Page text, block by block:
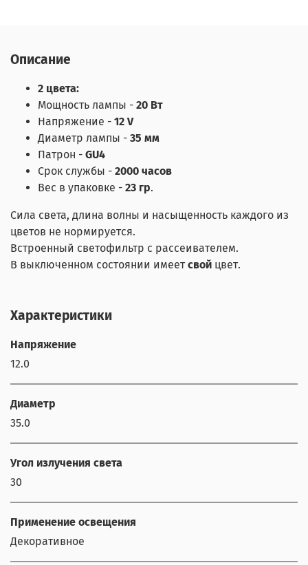
Описание
2 цвета:
Мощность лампы - 20 Вт
Напряжение - 12 V
Диаметр лампы - 35 мм
Патрон - GU4
Срок службы - 2000 часов
Вес в упаковке - 23 гр.
Сила света, длина волны и насыщенность каждого из
цветов не нормируется.
Встроенный светофильтр с рассеивателем.
В выключенном состоянии имеетсвой цвет.
Характеристики
Напряжение
12.0
Диаметр
35.0
Угол излучения света
30
Применение освещения
Декоративное